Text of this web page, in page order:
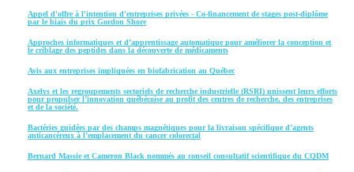
Appel d'offre à l'intention d'entreprises privées - Co-financement de stages post-diplôme
par le biais du prix Gordon Shore
Approches informatiques et d’apprentissage automatique pour améliorer la conception et
le criblage des peptides dans la découverte de médicaments
Avis aux entreprises impliquées en biofabrication au Québec
Axelys et les regroupements sectoriels de recherche industrielle (RSRI) unissent leurs efforts
pour propulser l’innovation québécoise au profit des centres de recherche, des entreprises
et de la société.
Bactéries guidées par des champs magnétiques pour la livraison spécifique d’agents
anticancéreux à l’emplacement du cancer colorectal
Bernard Massie et Cameron Black nommés au conseil consultatif scientifique du CQDM